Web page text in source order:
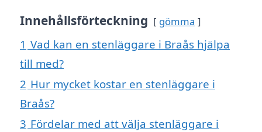
Innehållsförteckning gömma
1 Vad kan en stenläggare i Braås hjälpa
till med?
2 Hur mycket kostar en stenläggare i
Braås?
3 Fördelar med att välja stenläggare i